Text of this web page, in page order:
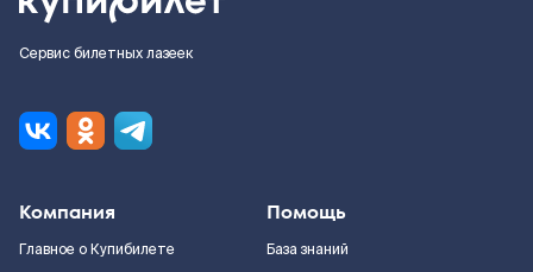
Сервис билетных лазеек
Компания
Главное о Купибилете
Помощь
База знаний